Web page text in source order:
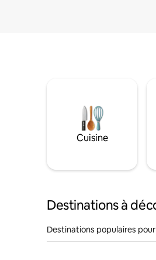
Cuisine
Destinations à
Destinations populaires